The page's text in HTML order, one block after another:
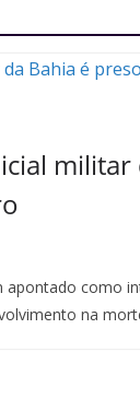
militar
apontado como
na